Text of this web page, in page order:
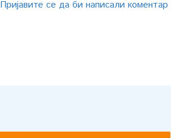
Пријавите се да би написали коментар